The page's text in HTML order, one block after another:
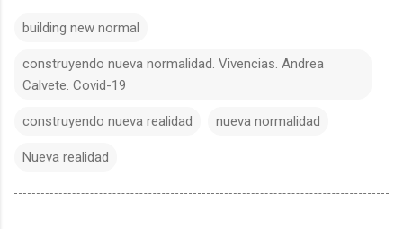
building new normal
construyendo nueva normalidad. Vivencias. Andrea
Calvete. Covid-19
construyendo nueva realidad nueva normalidad
Nueva realidad